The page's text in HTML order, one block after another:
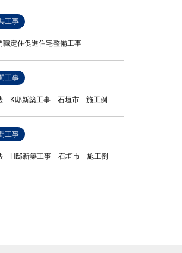
工事
職定住促進住宅整備工事
工事
K邸新築工事 石垣市 施工例
工事
H邸新築工事 石垣市 施工例